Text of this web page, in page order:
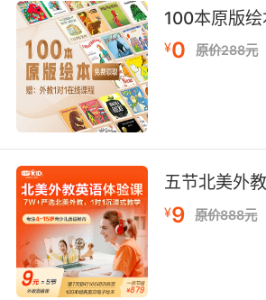
100本原版绘
¥0 原价288元
五节北美外
¥9 原价888元